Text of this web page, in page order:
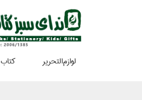
لوازم‌التحرير كتاب